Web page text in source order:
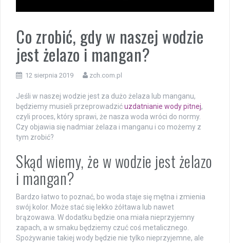
Co zrobić, gdy w naszej wodzie
jest żelazo i mangan?
12 sierpnia 2019 zch.com.pl
Jeśli w naszej wodzie jest za dużo żelaza lub manganu,
będziemy musieli przeprowadzićuzdatnianie wody pitnej,
czyli proces, który sprawi, że nasza woda wróci do normy.
Czy objawia się nadmiar żelaza i manganu i co możemy z
tym zrobić?
Skąd wiemy, że w wodzie jest żelazo
i mangan?
Bardzo łatwo to poznać, bo woda staje się mętna i zmienia
swój kolor. Może stać się lekko żółtawa lub nawet
brązowawa. W dodatku będzie ona miała nieprzyjemny
zapach, a w smaku będziemy czuć coś metalicznego.
Spożywanie takiej wody będzie nie tylko nieprzyjemne, ale